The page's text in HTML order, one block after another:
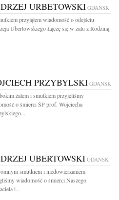
URBETOWSKI GDAŃSK
przyjąłem wiadomość o odejściu
Ubertowskiego Łączę się w żalu z Rodziną
PRZYBYLSKIGDAŃSK
żalem i smutkiem przyjęliśmy
o śmierci ŚP prof. Wojciecha
UBERTOWSKIGDAŃSK
smutkiem i niedowierzaniem
wiadomość o śmierci Naszego
i...